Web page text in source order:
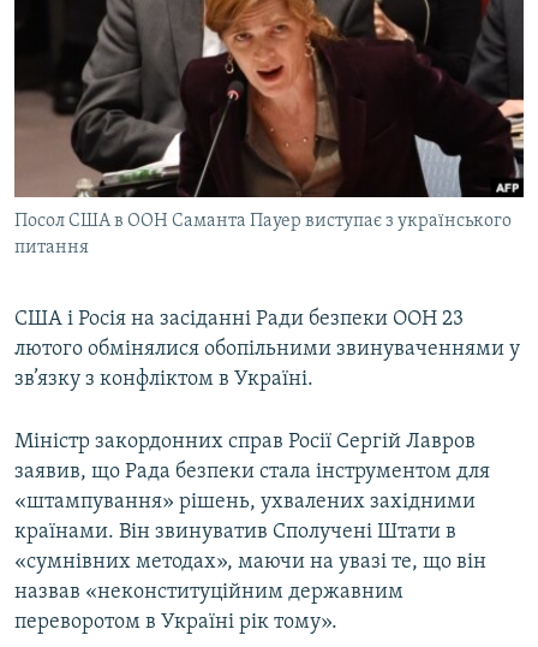
СПЕЦПРОЕКТИ
ДЕПОРТАЦІЯ
ВІДЕОУРОКИ «ELIFBE»
СВІДЧЕННЯ ОКУПАЦІЇ
УКРАЇНСЬКА ПРОБЛЕМА КРИМУ
ІНФОГРАФІКА
ЯК ОБІЙТИ БЛОКУВАННЯ
Русский
Qırımtatar
ДОЛУЧАЙСЯ!
Усі сайти RFE/RL
Посол США в ООН Саманта Пауер виступає з українського
питання
США і Росія на засіданні Ради безпеки ООН 23
лютого обмінялися обопільними звинуваченнями у
зв’язку з конфліктом в Україні.
Міністр закордонних справ Росії Сергій Лавров
заявив, що Рада безпеки стала інструментом для
«штампування» рішень, ухвалених західними
країнами. Він звинуватив Сполучені Штати в
«сумнівних методах», маючи на увазі те, що він
назвав «неконституційним державним
переворотом в Україні рік тому».